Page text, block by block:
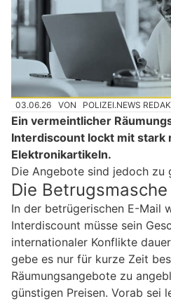
03.06.26 VON POLIZEI.NEWS
Ein vermeintlicher
Interdiscount lockt mit stark
Elektronikartikeln.
Die Angebote sind jedoch zu
Die Betrugsmasche
In der betrügerischen E-Mail
Interdiscount müsse sein
internationaler Konflikte
gebe es nur für kurze Zeit
Räumungsangebote zu
günstigen Preisen. Vorab sei